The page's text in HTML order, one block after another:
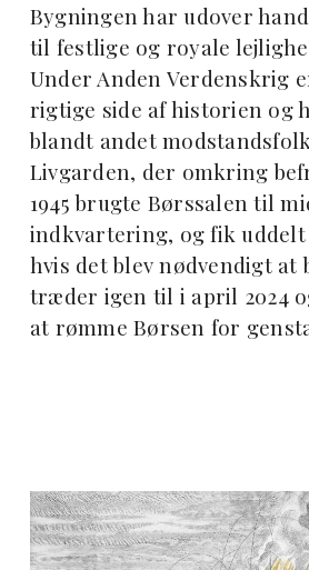
Bygningen har udover
til festlige og royale
Under Anden Verdenskrig
rigtige side af historien og
blandt andet
Livgarden, der omkring
1945 brugte Børssalen til
indkvartering, og fik
hvis det blev nødvendigt at
træder igen til i april 2024
at rømme Børsen for